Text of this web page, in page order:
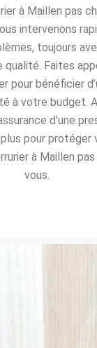
à Maillen pas
intervenons
toujours
Faites
pour bénéficier
à votre budget.
d’une
pour protéger
à Maillen
vous.